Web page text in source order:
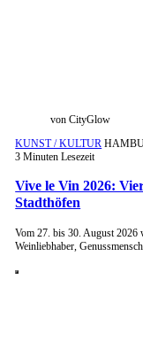
von CityGlow
KUNST / KULTUR
3 Minuten Lesezeit
Vive le Vin 2026:
Stadthöfen
Vom 27. bis 30. August
Weinliebhaber,